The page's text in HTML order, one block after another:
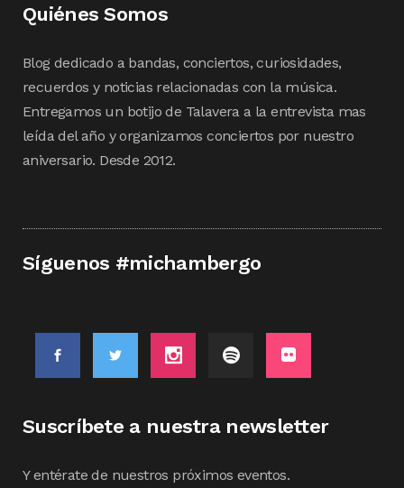
Quiénes Somos
Blog dedicado a bandas, conciertos, curiosidades,
recuerdos y noticias relacionadas con la música.
Entregamos un botijo de Talavera a la entrevista mas
leída del año y organizamos conciertos por nuestro
aniversario. Desde 2012.
Síguenos #michambergo
Suscríbete a nuestra newsletter
Y entérate de nuestros próximos eventos.